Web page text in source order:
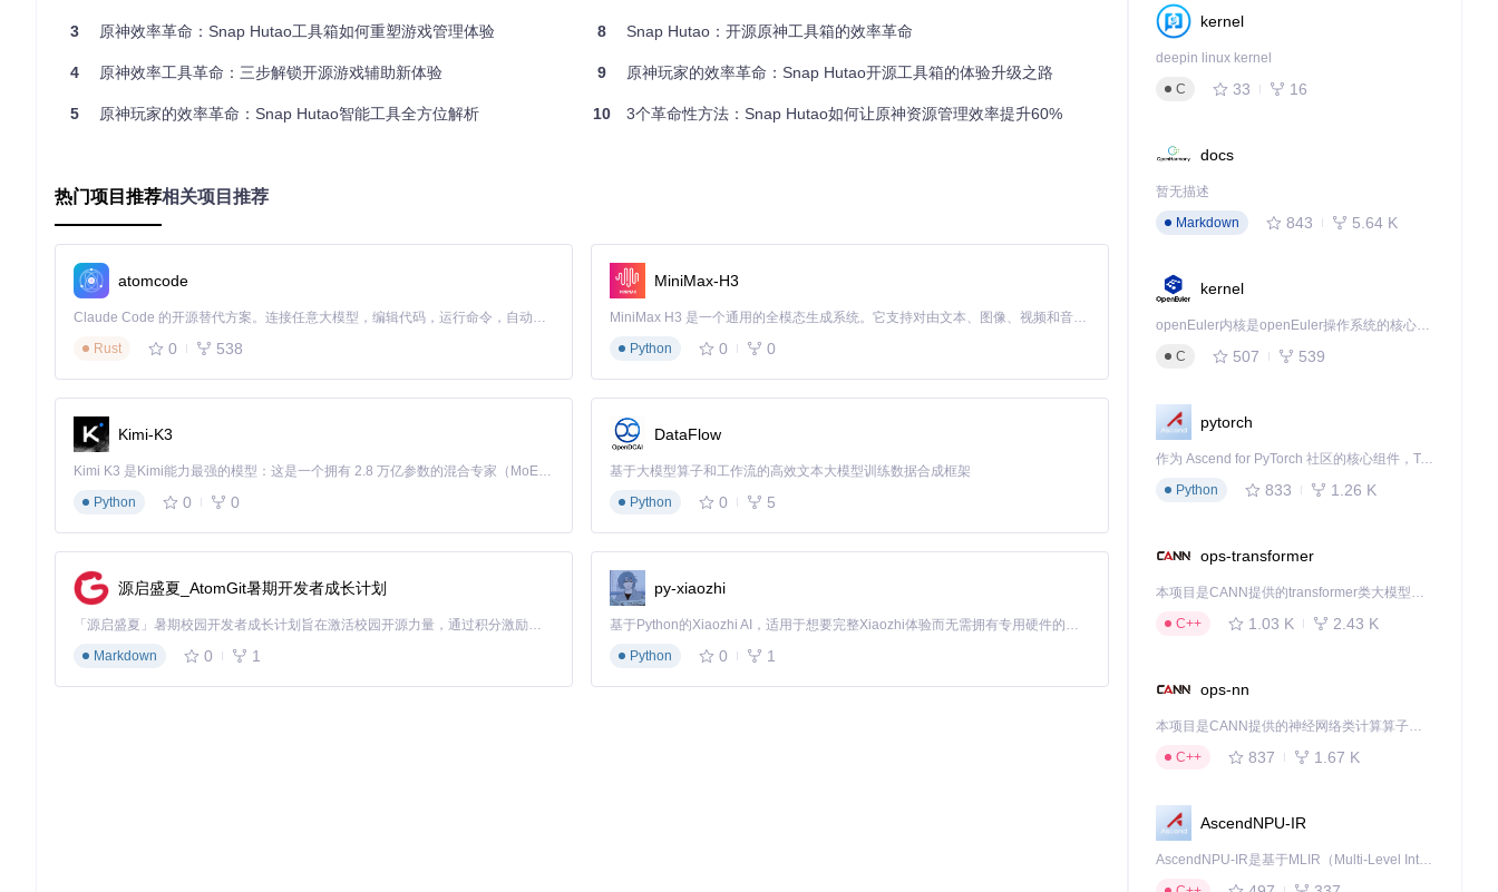
实战应用案例
新角色培养流程：
在角色管理界面选择新获得角色
安全机制解析
Snap Hutao采用多重安全保障措施：
本地数据存储 ：所有游戏数据均保存在用户设备本地
内存隔离：与游戏进程完全隔离，避免数据交互
使用建议
熟悉角色培养模块的使用
开启活动提醒功能
进阶技巧
定期备份数据（路径：[src/Snap.Hutao/Snap.Hutao/Service/Backup]）
利用多账号切换功能管理不同服务器角色
3 原神效率革命：Snap Hutao工具箱如何重塑游戏管理体验
4 原神效率工具革命：三步解锁开源游戏辅助新体验
5 原神玩家的效率革命：Snap Hutao智能工具全方位解析
8 Snap Hutao：开源原神工具箱的效率革命
9 原神玩家的效率革命：Snap Hutao开源工具箱的体验升级之路
10 3个革命性方法：Snap Hutao如何让原神资源管理效率提升60%
热门项目推荐相关项目推荐
atomcode
Claude Code 的开源替代方案。连接任意大模型，编辑代码，运行命令，自动验证 — 全自动执行。用 Rust 构建，极致性能。 ｜ An open-source alternative to Claude Code. Connect any LLM, edit code, run commands, and verify changes — autonomously. Built in Rust for speed. Get Started
Rust
0 538
MiniMax-H3
MiniMax H3 是一个通用的全模态生成系统。它支持对由文本、图像、视频和音频组成的多模态上下文进行统一理解，并能生成分辨率高达 2K、时长可达 15 秒的带原生立体声音频的视频。得益于面向任务泛化的系统设计，H3 在预训练阶段就已具备广泛的多模态上下文理解与生成能力，能够出色地执行复杂的多模态指令。
Python
0 0
Kimi-K3
Kimi K3 是Kimi能力最强的模型：这是一个拥有 2.8 万亿参数的混合专家（MoE）模型，具备原生视觉理解能力，并支持 100 万 token 的上下文窗口。
Python
0 0
DataFlow
基于大模型算子和工作流的高效文本大模型训练数据合成框架
Python
0 5
源启盛夏_AtomGit暑期开发者成长计划
「源启盛夏」暑期校园开发者成长计划旨在激活校园开源力量，通过积分激励、认证扶持、资源倾斜等形式，引导高校组织和开发者完成「入驻 — 建项目 — 做贡献 — 获认证 — 得资源」的完整闭环。无论你是想带领社团入驻平台的组织者，还是希望用代码贡献证明自己的开发者，都能在这里找到属于你的成长路径。
Markdown
0 1
py-xiaozhi
基于Python的Xiaozhi AI，适用于想要完整Xiaozhi体验而无需拥有专用硬件的用户。
Python
0 1
kernel
deepin linux kernel
C
33 16
docs
暂无描述
Markdown
843 5.64 K
kernel
openEuler内核是openEuler操作系统的核心，既是系统性能与稳定性的基石，也是连接处理器、设备与服务的桥梁。
C
507 539
pytorch
作为 Ascend for PyTorch 社区的核心组件，TorchNPU 是昇腾专为 PyTorch 打造的深度学习适配插件，使 PyTorch 框架能够直接调用昇腾 NPU，为开发者提供昇腾 AI 处理器的超强算力。
Python
833 1.26 K
ops-transformer
本项目是CANN提供的transformer类大模型算子库，实现网络在NPU上加速计算。
C++
1.03 K 2.43 K
ops-nn
本项目是CANN提供的神经网络类计算算子库，实现网络在NPU上加速计算。
C++
837 1.67 K
AscendNPU-IR
AscendNPU-IR是基于MLIR（Multi-Level Intermediate Representation）构建的，面向昇腾亲和算子编译时使用的中间表示，提供昇腾完备表达能力，通过编译优化提升昇腾AI处理器计算效率，支持通过生态框架使能昇腾AI处理器与深度调优